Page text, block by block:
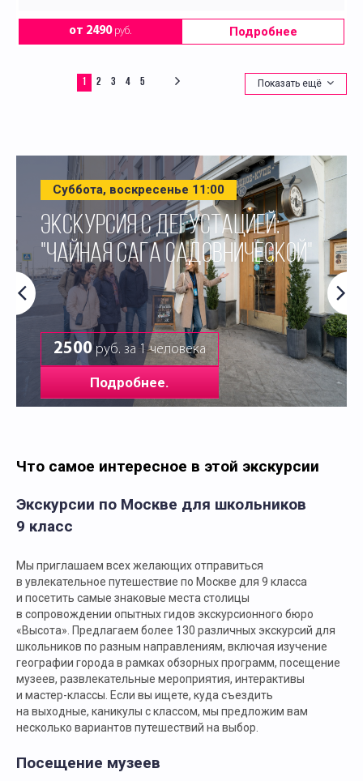
от 2490руб. Подробнее
1 2 3 4 5 Показать ещё
Суббота, воскресенье 11:00
ЭКСКУРСИЯ С ДЕГУСТАЦИЕЙ:
"ЧАЙНАЯ САГА САДОВНИЧЕСКОЙ"
2500руб. за 1 человека
Подробнее.
Что самое интересное в этой экскурсии
Экскурсии по Москве для школьников
9 класс
Мы приглашаем всех желающих отправиться
в увлекательное путешествие по Москве для 9 класса
и посетить самые знаковые места столицы
в сопровождении опытных гидов экскурсионного бюро
«Высота». Предлагаем более 130 различных экскурсий для
школьников по разным направлениям, включая изучение
географии города в рамках обзорных программ, посещение
музеев, развлекательные мероприятия, интерактивы
и мастер-классы. Если вы ищете, куда съездить
на выходные, каникулы с классом, мы предложим вам
несколько вариантов путешествий на выбор.
Посещение музеев